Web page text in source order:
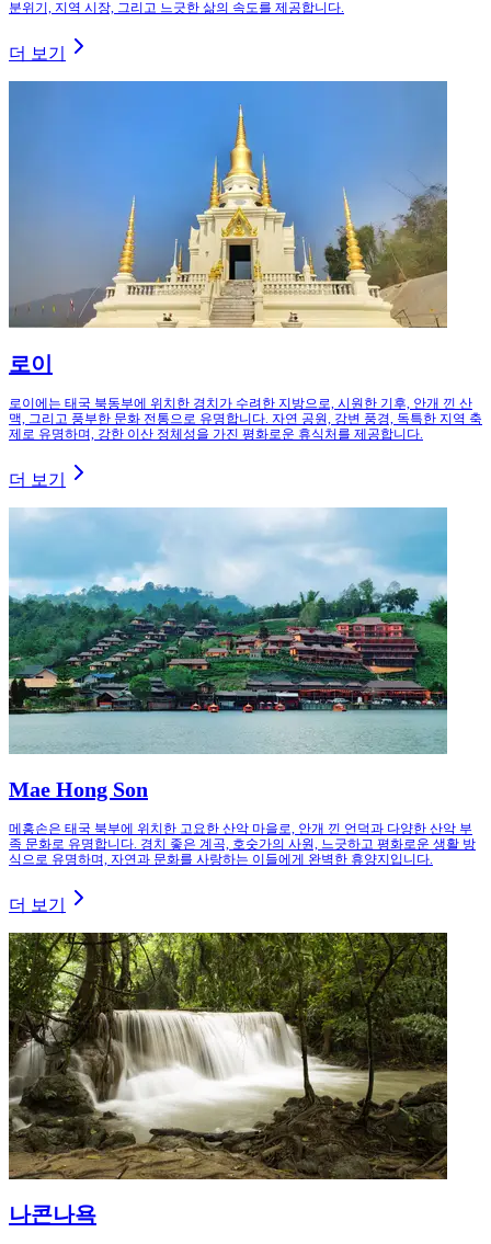
분위기, 지역 시장, 그리고 느긋한 삶의 속도를 제공합니다.
더 보기
로이
로이에는 태국 북동부에 위치한 경치가 수려한 지방으로, 시원한 기후, 안개 낀 산
맥, 그리고 풍부한 문화 전통으로 유명합니다. 자연 공원, 강변 풍경, 독특한 지역 축
제로 유명하며, 강한 이산 정체성을 가진 평화로운 휴식처를 제공합니다.
더 보기
Mae Hong Son
메홍손은 태국 북부에 위치한 고요한 산악 마을로, 안개 낀 언덕과 다양한 산악 부
족 문화로 유명합니다. 경치 좋은 계곡, 호숫가의 사원, 느긋하고 평화로운 생활 방
식으로 유명하며, 자연과 문화를 사랑하는 이들에게 완벽한 휴양지입니다.
더 보기
나콘나욕